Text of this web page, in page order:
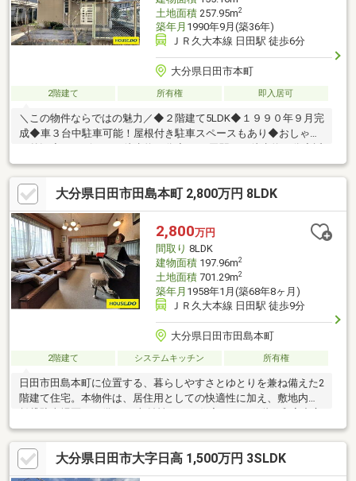
土地面積257.95m2
築年月 1990年9月(築36年)
ＪＲ久大本線 日田駅 徒歩6分
大分県日田市本町
2階建て 所有権 即入居可
＼この物件ならではの魅力／◆２階建て5LDK◆１９９０年９月完
成◆車３台中駐車可能！屋根付き駐車スペースもあり◆おしゃれ
隣に飲食店多数！もちろん徒歩圏内◆イオン日田店まで徒歩約7
分、車なら約３分◆リフォーム、リノベも楽しめる☆全国730店
舗以上展開！☆ハウスドゥだからこその豊富な情報量と実績を生
かし、お客様の夢のマイホーム探しを全力でサポートいたしま
す！☆内覧ツアー☆気になる物件を全て弊社でまとめてご内覧い
ただけます。物件選びからお引渡しまで『ハウスドゥ日田』が全
力でサポートします。
大分県日田市田島本町 2,800万円 8LDK
2,800万円
間取り 8LDK
建物面積197.96m2
土地面積701.29m2
築年月 1958年1月(築68年8ヶ月)
ＪＲ久大本線 日田駅 徒歩9分
大分県日田市田島本町
2階建て システムキッチン 所有権
日田市田島本町に位置する、暮らしやすさとゆとりを兼ね備えた2
階建て住宅。本物件は、居住用としての快適性に加え、敷地内に
賃貸駐車場区画を備えた“収益性のある住宅”です。1階は和室中心
で、来客対応や多目的利用に便利。2階の洋室はルーフバルコニー
付きで、開放感のあるプライベート空間を確保。自宅として住み
ながら、駐車場収入を得られる点は大きな魅力。実需・投資どち
らのニーズにも応える、価値ある一軒です。☆全国730店舗以上
大分県日田市大字日高 1,500万円 3SLDK